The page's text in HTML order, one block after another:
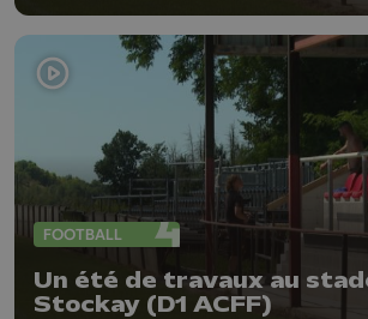
FOOTBALL
Un été de travaux au
Stockay (D1 ACFF)